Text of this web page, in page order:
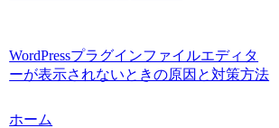
WordPressプラグインファイルエディタ
ーが表示されないときの原因と対策方法
ホーム